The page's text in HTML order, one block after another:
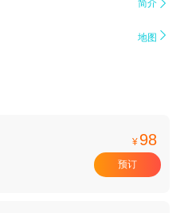
简介 
地图 
¥ 98
预订